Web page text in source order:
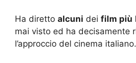
Ha diretto alcuni dei film più
mai visto ed ha decisamente
l’approccio del cinema italiano.